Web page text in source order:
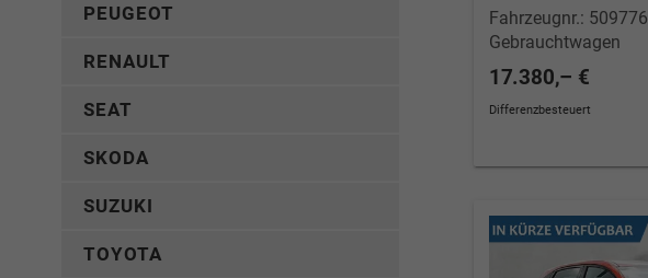
Fahrzeugnr.: 509776
Gebrauchtwagen
17.380,– €
Differenzbesteuert
PEUGEOT
RENAULT
SEAT
SKODA
SUZUKI
TOYOTA